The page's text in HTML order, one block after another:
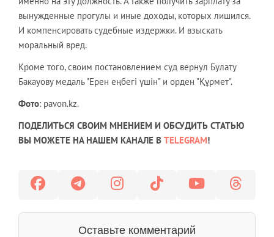
вынужденные прогулы и иные доходы, которых лишился.
И компенсировать судебные издержки. И взыскать
моральный вред.
Кроме того, своим постановлением суд вернул Булату
Бакауову медаль "Ерен еңбегі үшін" и орден "Құрмет".
Фото: pavon.kz.
ПОДЕЛИТЬСЯ СВОИМ МНЕНИЕМ И ОБСУДИТЬ СТАТЬЮ
ВЫ МОЖЕТЕ НА НАШЕМ КАНАЛЕ В TELEGRAM!
Оставьте комментарий